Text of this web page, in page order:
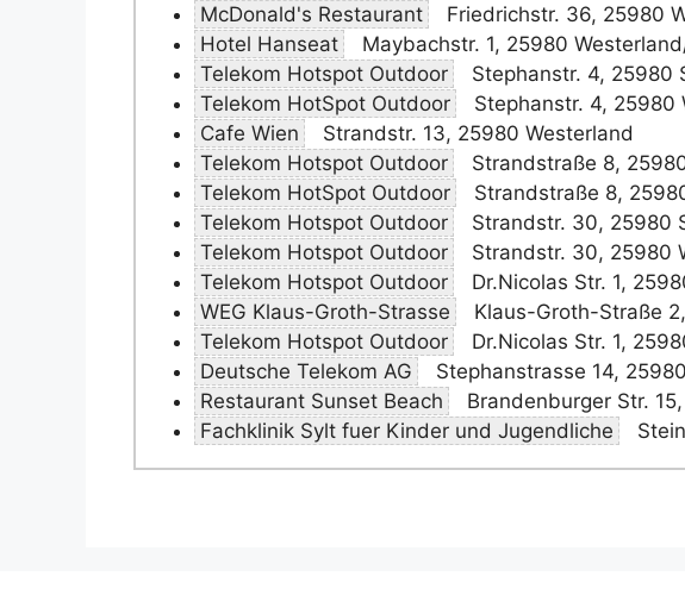
McDonald's Restaurant
Friedrichstr. 36, 25980
Hotel Hanseat
Maybachstr. 1, 25980
Telekom Hotspot Outdoor
Stephanstr. 4, 25980
Telekom HotSpot Outdoor
Stephanstr. 4, 25980
Cafe Wien
Strandstr. 13, 25980 Westerland
Telekom Hotspot Outdoor
Strandstraße 8,
Telekom HotSpot Outdoor
Strandstraße 8,
Telekom Hotspot Outdoor
Strandstr. 30, 25980
Telekom Hotspot Outdoor
Strandstr. 30, 25980
Telekom Hotspot Outdoor
Dr.Nicolas Str. 1,
WEG Klaus-Groth-Strasse
Klaus-Groth-Straße
Telekom Hotspot Outdoor
Dr.Nicolas Str. 1,
Deutsche Telekom AG
Stephanstrasse 14,
Restaurant Sunset Beach
Brandenburger Str.
Fachklinik Sylt fuer Kinder und Jugendliche